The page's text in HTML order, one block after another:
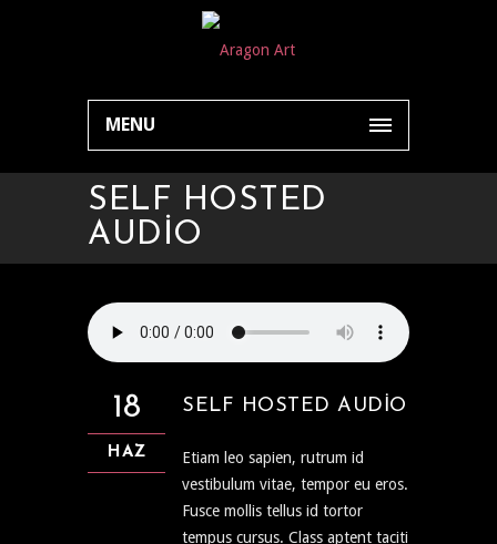
MENU
SELF HOSTED
AUDIO
18
HAZ
SELF HOSTED AUDIO
Etiam leo sapien, rutrum id
vestibulum vitae, tempor eu eros.
Fusce mollis tellus id tortor
tempus cursus. Class aptent taciti